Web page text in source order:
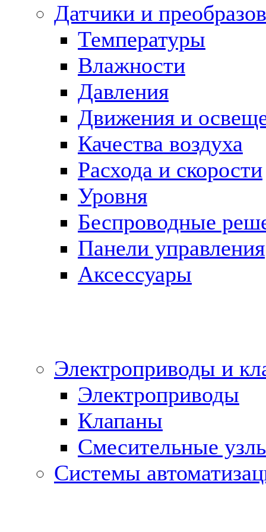
Датчики и
Температуры
Влажности
Давления
Движения и
Качества воздуха
Расхода и скорости
Уровня
Беспроводные
Панели управления
Аксессуары
Электроприводы и
Электроприводы
Клапаны
Cмесительные
Системы